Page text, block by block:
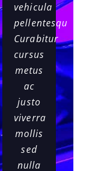
vehicula
pellentesque.
Curabitur
cursus
metus
ac
justo
viverra
mollis
sed
nulla